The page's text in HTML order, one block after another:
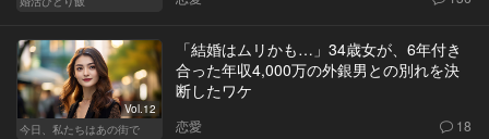
Vol.12
今日、私たちはあの街で
「結婚はムリかも…」34歳女が、6年付き
合った年収4,000万の外銀男との別れを決
断したワケ
恋愛 18